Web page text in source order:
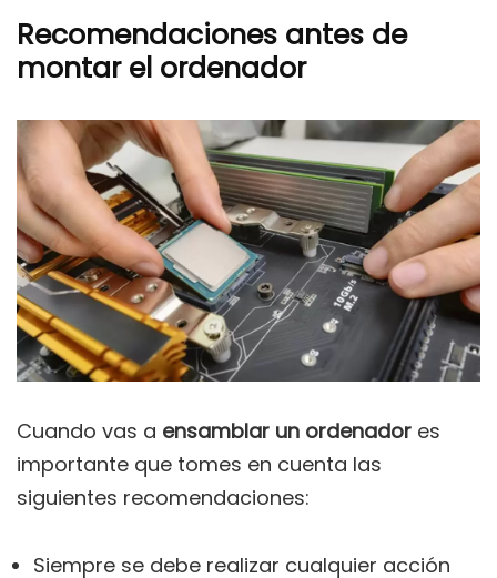
Recomendaciones antes de
montar el ordenador
Cuando vas a ensamblar un ordenador es
importante que tomes en cuenta las
siguientes recomendaciones:
Siempre se debe realizar cualquier acción